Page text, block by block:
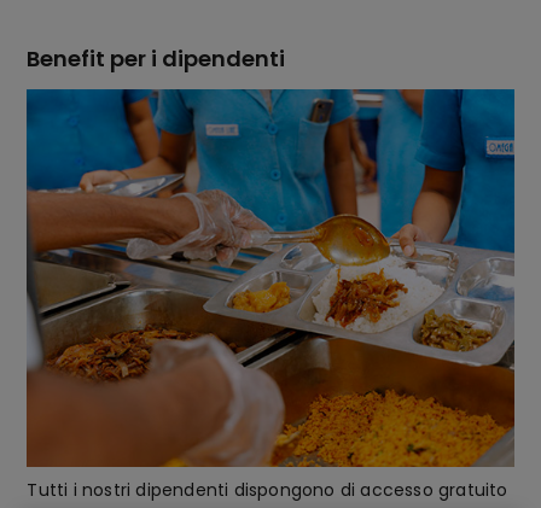
Benefit per i dipendenti
Tutti i nostri dipendenti dispongono di accesso gratuito